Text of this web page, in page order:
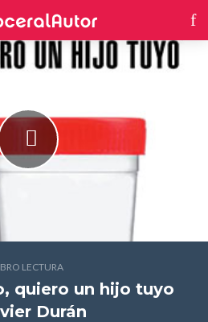
LECTURA
quiero un hijo tuyo
Durán